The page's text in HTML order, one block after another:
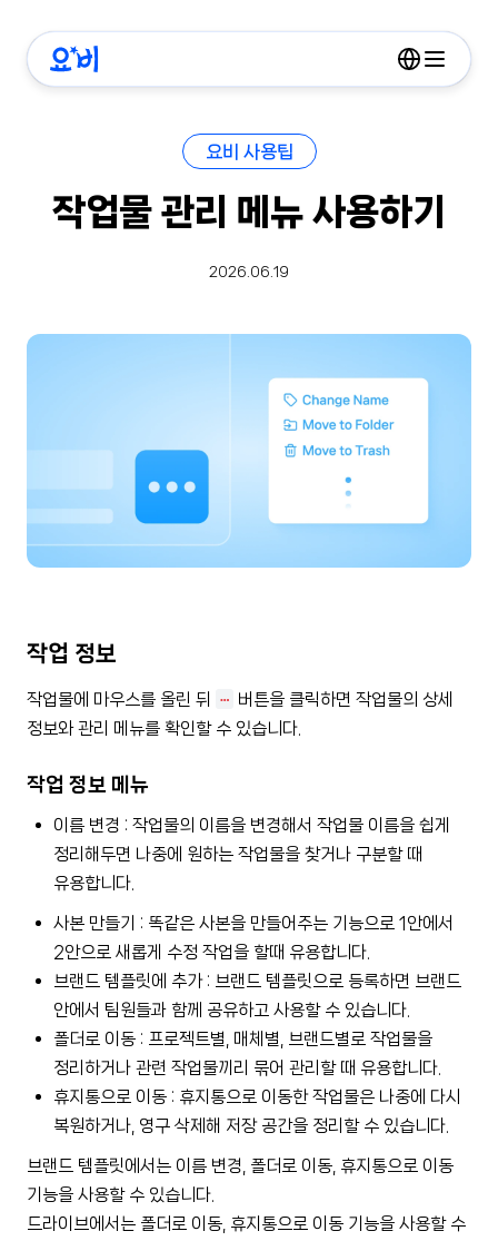
요비 사용팁
작업물 관리 메뉴 사용하기
2026.06.19
작업 정보
작업물에 마우스를 올린 뒤 ⋯ 버튼을 클릭하면 작업물의 상세
정보와 관리 메뉴를 확인할 수 있습니다.
작업 정보 메뉴
이름 변경 : 작업물의 이름을 변경해서 작업물 이름을 쉽게
정리해두면 나중에 원하는 작업물을 찾거나 구분할 때
유용합니다.
사본 만들기 : 똑같은 사본을 만들어주는 기능으로 1안에서
2안으로 새롭게 수정 작업을 할때 유용합니다.
브랜드 템플릿에 추가 : 브랜드 템플릿으로 등록하면 브랜드
안에서 팀원들과 함께 공유하고 사용할 수 있습니다.
폴더로 이동 : 프로젝트별, 매체별, 브랜드별로 작업물을
정리하거나 관련 작업물끼리 묶어 관리할 때 유용합니다.
휴지통으로 이동 : 휴지통으로 이동한 작업물은 나중에 다시
복원하거나, 영구 삭제해 저장 공간을 정리할 수 있습니다.
브랜드 템플릿에서는 이름 변경, 폴더로 이동, 휴지통으로 이동
기능을 사용할 수 있습니다.
드라이브에서는 폴더로 이동, 휴지통으로 이동 기능을 사용할 수